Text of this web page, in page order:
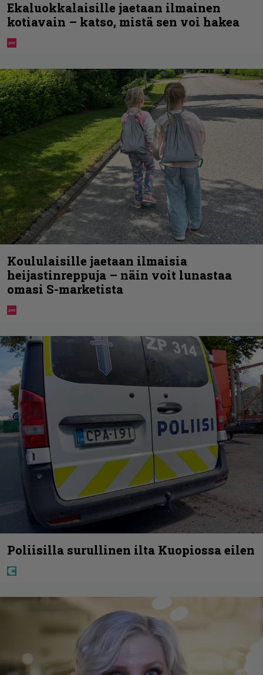
Ekaluokkalaisille jaetaan ilmainen
kotiavain – katso, mistä sen voi hakea
Koululaisille jaetaan ilmaisia
heijastinreppuja – näin voit lunastaa
omasi S-marketista
Poliisilla surullinen ilta Kuopiossa eilen